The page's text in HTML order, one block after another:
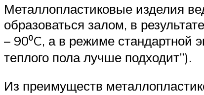
Металлопластиковые изделия
образоваться залом, в
– 90⁰C, а в режиме стандартной
теплого пола лучше подходит”).
Из преимуществ